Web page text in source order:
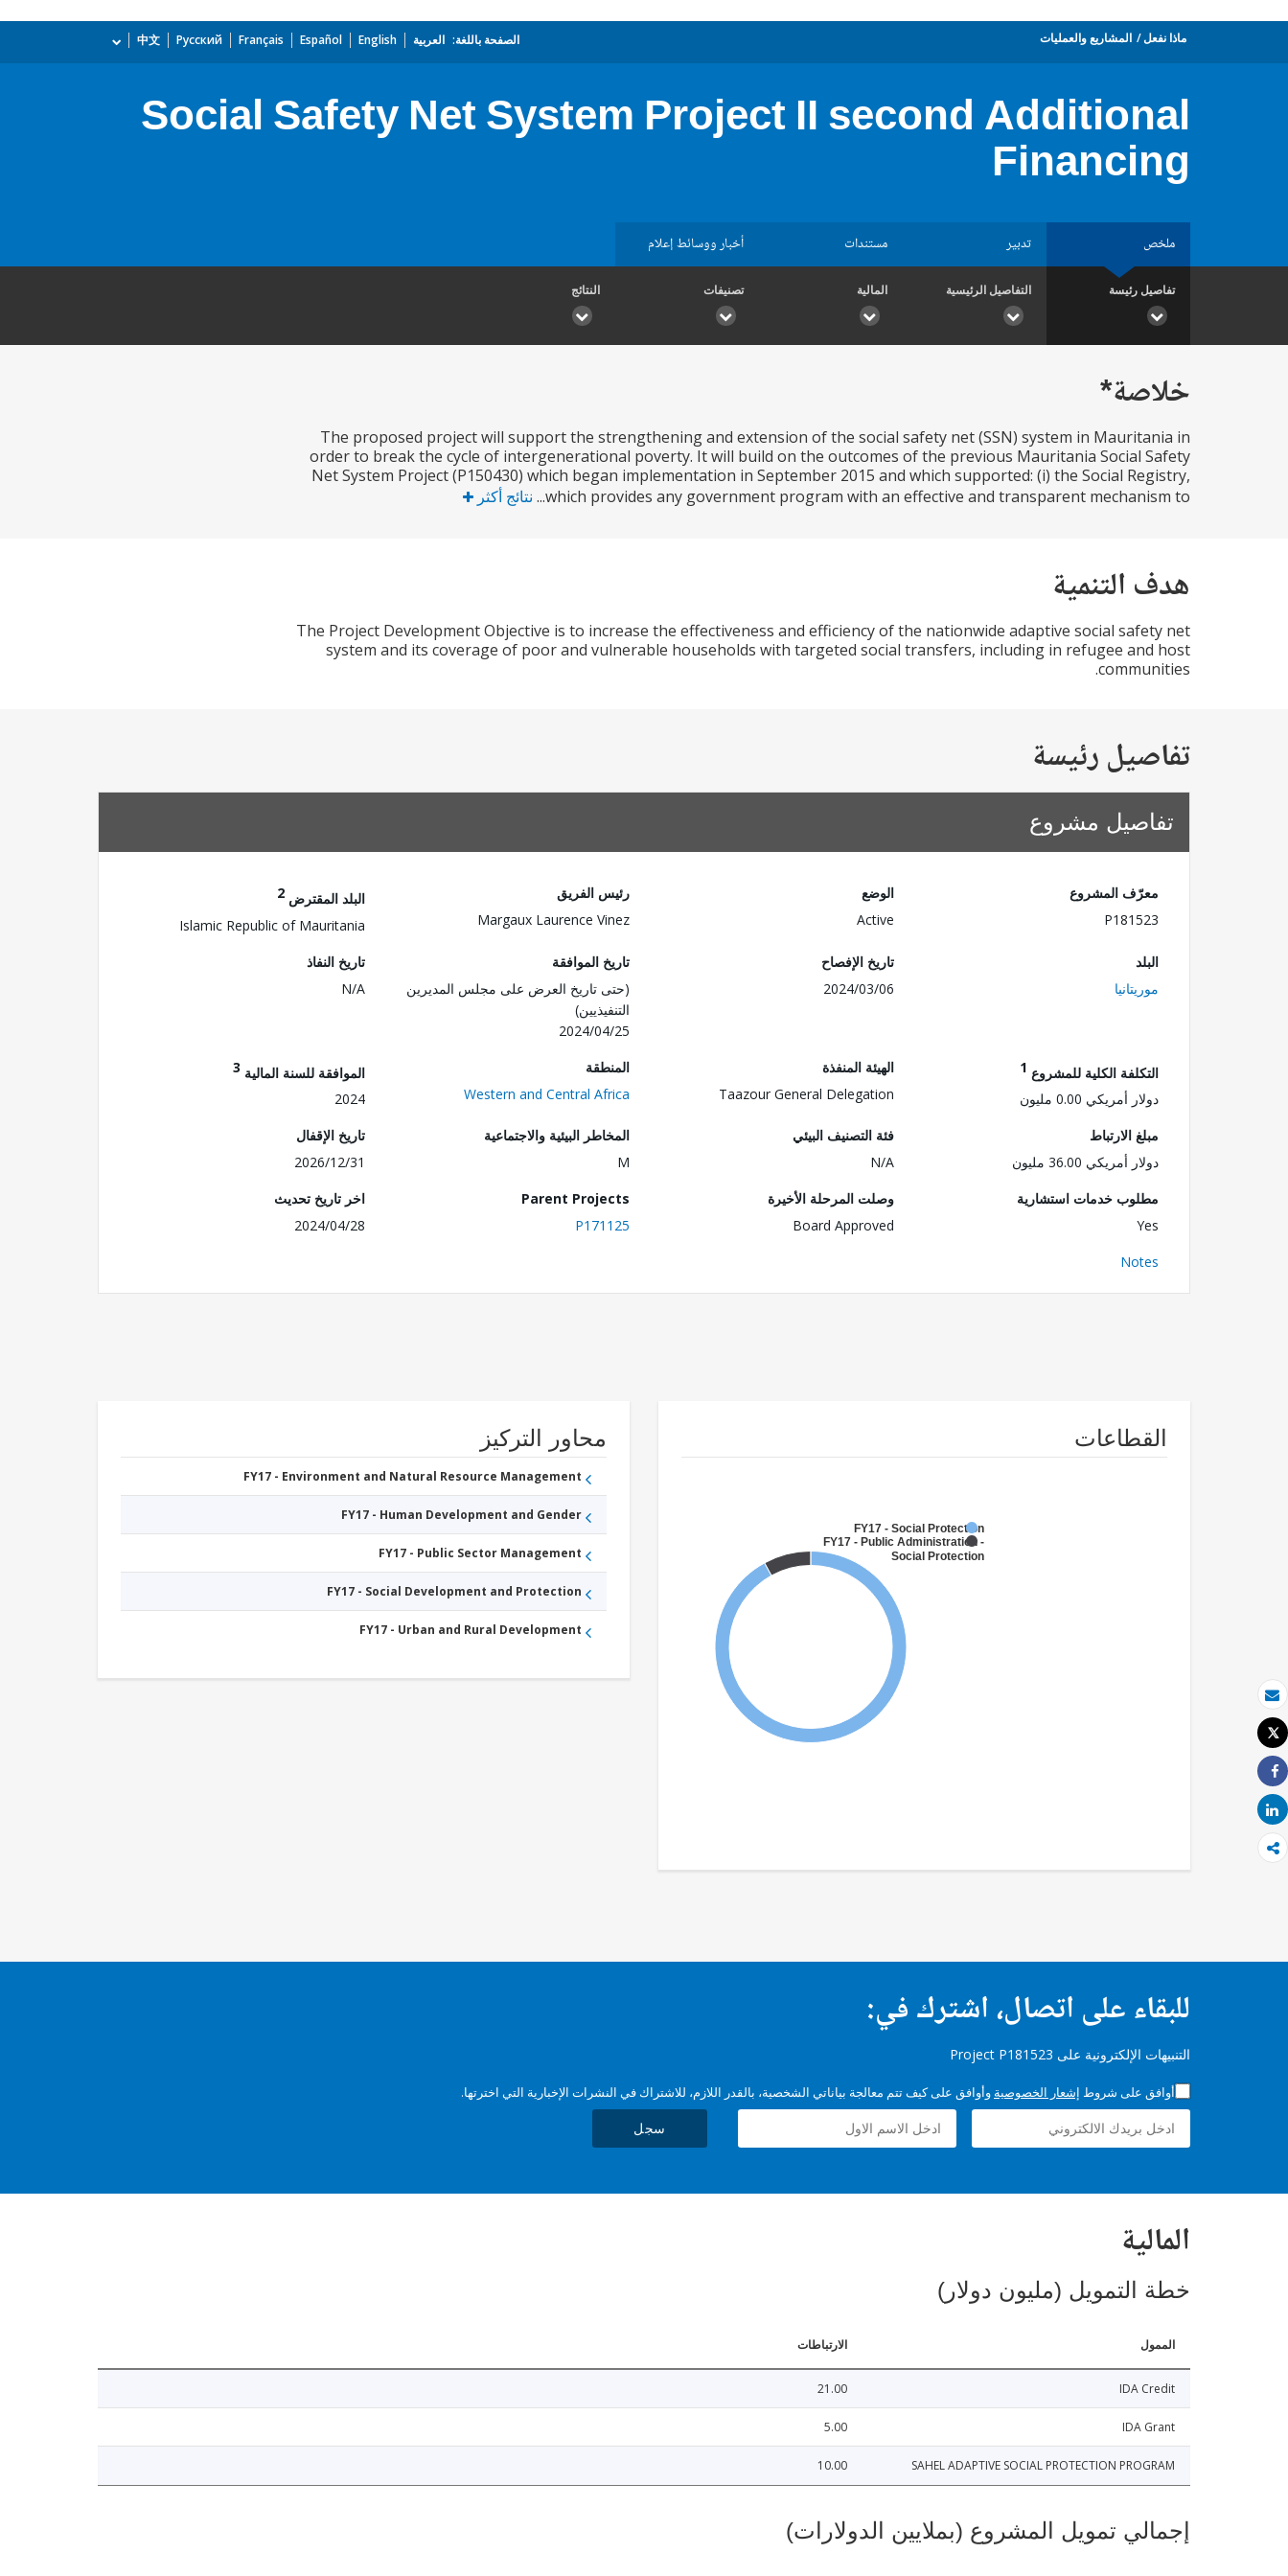
بريد الكتروني
طباعة
Tweet
Share
Share
ماذا نفعل المشاريع والعمليات الصفحة باللغة: العربية English
Español
Français
Русский
中文
Social Safety Net System Project II second Additional
Financing
ملخص تدبير مستندات أخبار ووسائط إعلام
تفاصيل رئيسة التفاصيل الرئيسية المالية تصنيفات النتائج
خلاصة*
The proposed project will support the strengthening and extension of the social safety net (SSN) system in Mauritania in
order to break the cycle of intergenerational poverty. It will build on the outcomes of the previous Mauritania Social Safety
Net System Project (P150430) which began implementation in September 2015 and which supported: (i) the Social Registry,
which provides any government program with an effective and transparent mechanism to...
نتائج أكثر
هدف التنمية
The Project Development Objective is to increase the effectiveness and efficiency of the nationwide adaptive social safety net
system and its coverage of poor and vulnerable households with targeted social transfers, including in refugee and host
communities.
تفاصيل رئيسة
تفاصيل مشروع
معرّف المشروع
P181523
الوضع
Active
رئيس الفريق
Margaux Laurence Vinez
البلد المقترض 2
Islamic Republic of Mauritania
البلد
موريتانيا
تاريخ الإفصاح
2024/03/06
تاريخ الموافقة
(حتى تاريخ العرض على مجلس المديرين
التنفيذيين)
2024/04/25
تاريخ النفاذ
N/A
التكلفة الكلية للمشروع 1
دولار أمريكي 0.00 مليون
الهيئة المنفذة
Taazour General Delegation
المنطقة
Western and Central Africa
الموافقة للسنة المالية 3
2024
مبلغ الارتباط
دولار أمريكي 36.00 مليون
فئة التصنيف البيئي
N/A
المخاطر البيئية والاجتماعية
M
تاريخ الإقفال
2026/12/31
مطلوب خدمات استشارية
Yes
وصلت المرحلة الأخيرة
Board Approved
Parent Projects
P171125
اخر تاريخ تحديث
2024/04/28
Notes
القطاعات
FY17 - Social Protection
FY17 - Public Administration -
Social Protection
محاور التركيز
FY17 - Environment and Natural Resource Management
FY17 - Human Development and Gender
FY17 - Public Sector Management
FY17 - Social Development and Protection
FY17 - Urban and Rural Development
للبقاء على اتصال، اشترك في:
التنبيهات الإلكترونية على Project P181523
أوافق على شروط إشعار الخصوصية وأوافق على كيف تتم معالجة بياناتي الشخصية، بالقدر اللازم، للاشتراك في النشرات الإخبارية التي اخترتها.
سجل
المالية
خطة التمويل (مليون دولار)
الممول الارتباطات
IDA Credit
21.00
IDA Grant
5.00
SAHEL ADAPTIVE SOCIAL PROTECTION PROGRAM
10.00
إجمالي تمويل المشروع (بملايين الدولارات)